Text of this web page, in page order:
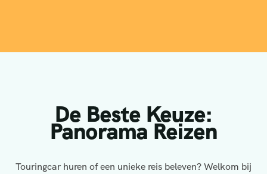
De Beste Keuze:
Panorama Reizen
Touringcar huren of een unieke reis beleven? Welkom bij